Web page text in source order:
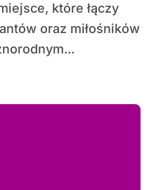
oraz miłośników